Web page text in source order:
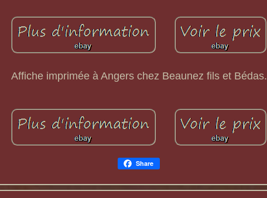
Affiche imprimée à Angers chez Beaunez fils et Bédas.
Share